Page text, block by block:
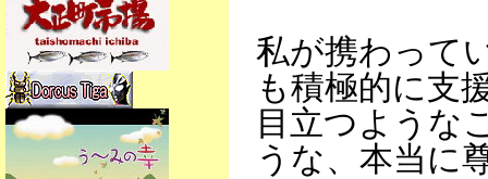
私が携わって
も積極的に支
目立つような
うな、本当に